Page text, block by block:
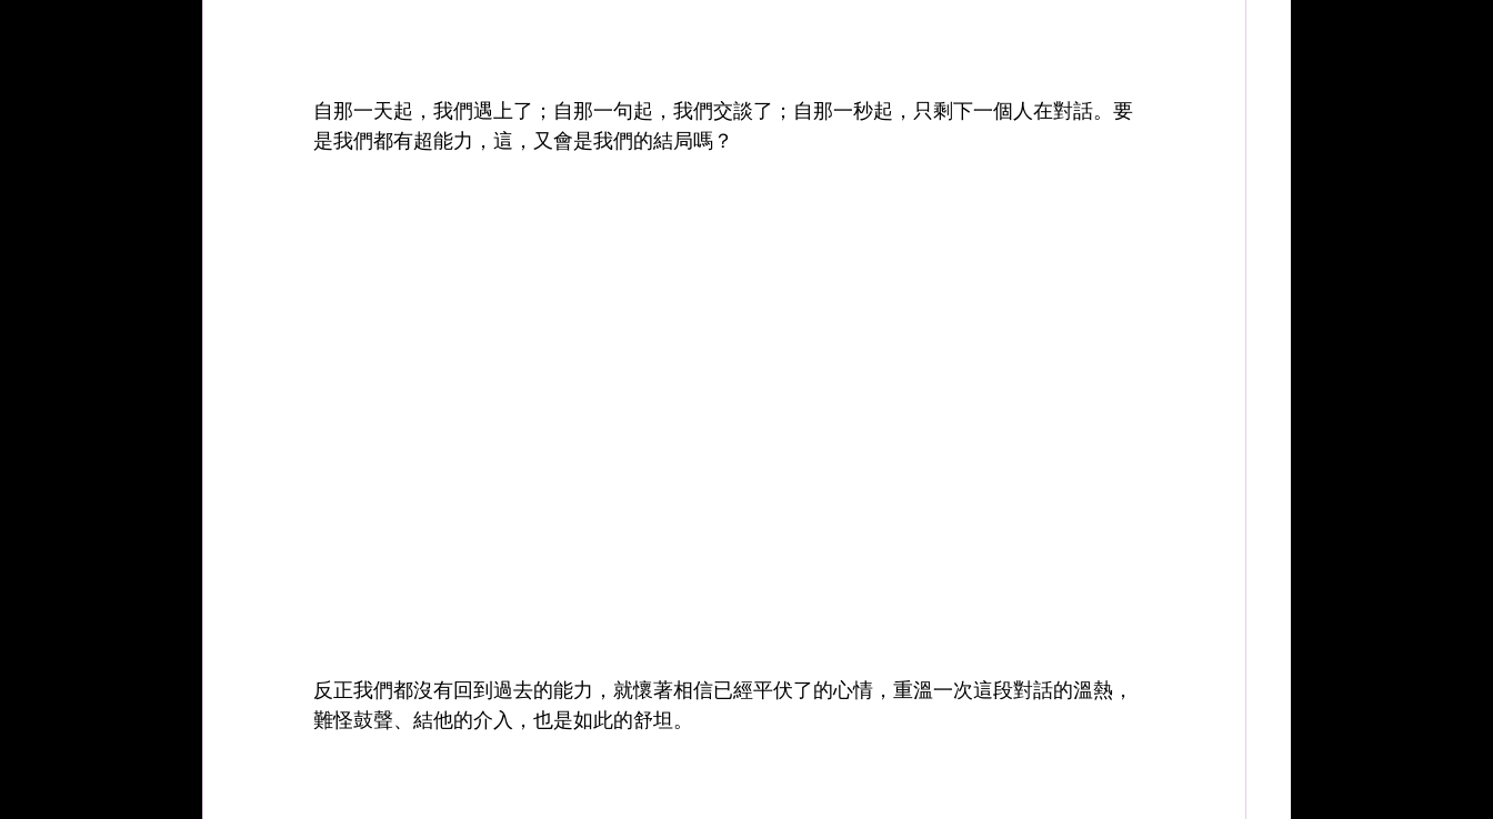
自那一天起，我們遇上了；自那一句起，我們交談了；自那一秒起，只剩下一個人在對話。要
是我們都有超能力，這，又會是我們的結局嗎？
反正我們都沒有回到過去的能力，就懷著相信已經平伏了的心情，重溫一次這段對話的溫熱，
難怪鼓聲、結他的介入，也是如此的舒坦。